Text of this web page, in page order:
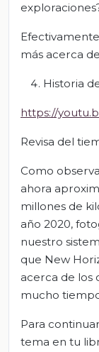
más acerca
Historia
https://
Revisa del
Como
ahora
millones de
año 2020,
nuestro
que New
acerca de los
mucho
Para
tema en tu